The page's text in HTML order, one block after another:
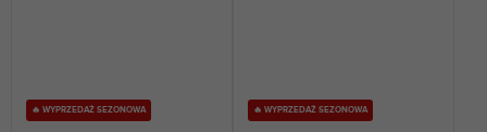
🔥 WYPRZEDAŻ SEZONOWA 🔥 WYPRZEDAŻ SEZONOWA